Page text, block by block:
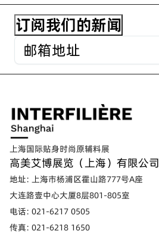
上海国际贴身时尚原辅料展
高美艾博展览（上海）有限公司
地址: 上海市杨浦区霍山路777号A座
大连路壹中心大厦8层801-805室
电话: 021-6217 0505
传真: 021-6218 1650